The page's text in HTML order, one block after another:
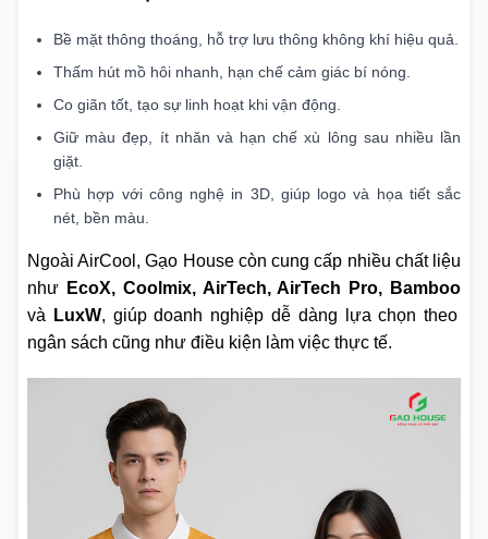
Bề mặt thông thoáng, hỗ trợ lưu thông không khí hiệu quả.
Thấm hút mồ hôi nhanh, hạn chế cảm giác bí nóng.
Co giãn tốt, tạo sự linh hoạt khi vận động.
Giữ màu đẹp, ít nhăn và hạn chế xù lông sau nhiều lần
giặt.
Phù hợp với công nghệ in 3D, giúp logo và họa tiết sắc
nét, bền màu.
Ngoài AirCool, Gạo House còn cung cấp nhiều chất liệu
như EcoX, Coolmix, AirTech, AirTech Pro, Bamboo
và
LuxW, giúp doanh nghiệp dễ dàng lựa chọn theo
ngân sách cũng như điều kiện làm việc thực tế.